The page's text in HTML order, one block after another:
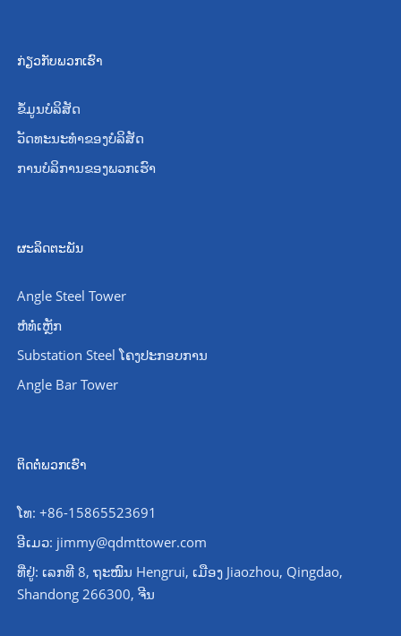
ກ່ຽວກັບພວກເຮົາ
ຂໍ້ມູນບໍລິສັດ
ວັດທະນະທໍາຂອງບໍລິສັດ
ການບໍລິການຂອງພວກເຮົາ
ຜະລິດຕະພັນ
Angle Steel Tower
ຫໍທໍ່ເຫຼັກ
Substation Steel ໂຄງປະກອບການ
Angle Bar Tower
ຕິດຕໍ່ພວກເຮົາ
ໂທ: +86-15865523691
ອີເມວ: jimmy@qdmttower.com
ທີ່ຢູ່: ເລກທີ 8, ຖະໜົນ Hengrui, ເມືອງ Jiaozhou, Qingdao,
Shandong 266300, ຈີນ